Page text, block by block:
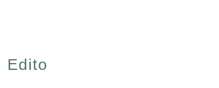
Edito